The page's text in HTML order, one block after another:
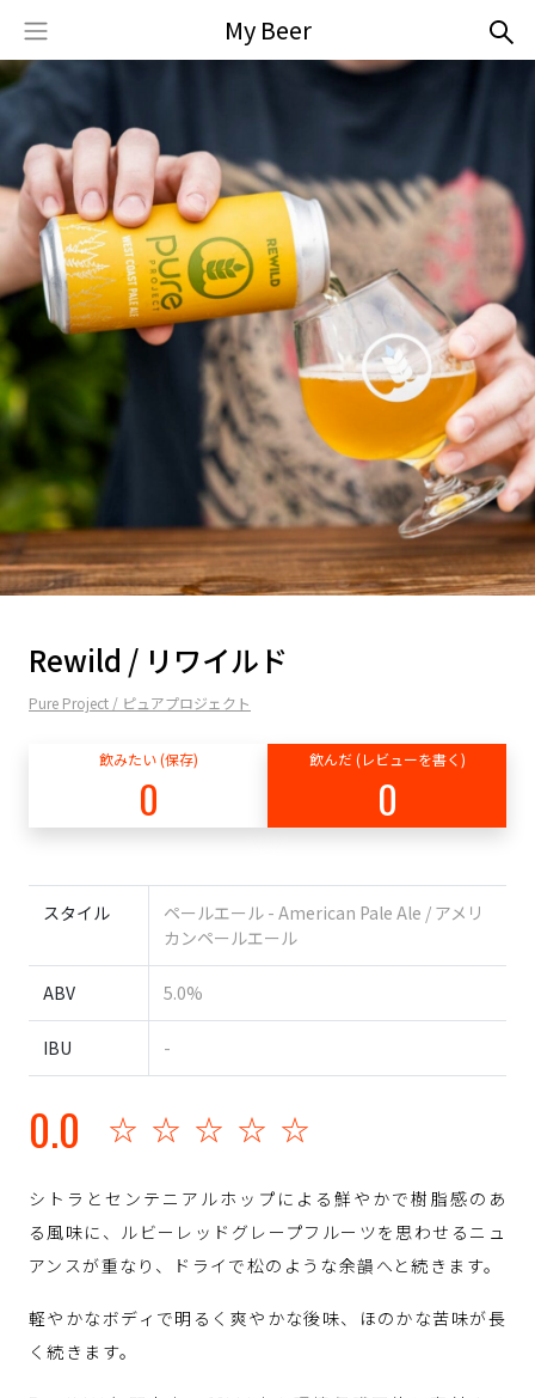
My Beer
Rewild / リワイルド
Pure Project / ピュアプロジェクト
飲みたい (保存)
0
飲んだ (レビューを書く)
0
スタイル
ペールエール - American Pale Ale / アメリ
カンペールエール
ABV 5.0%
IBU -
0.0 ☆☆☆☆☆
シトラとセンテニアルホップによる鮮やかで樹脂感のあ
る風味に、ルビーレッドグレープフルーツを思わせるニュ
アンスが重なり、ドライで松のような余韻へと続きます。
軽やかなボディで明るく爽やかな後味、ほのかな苦味が長
く続きます。